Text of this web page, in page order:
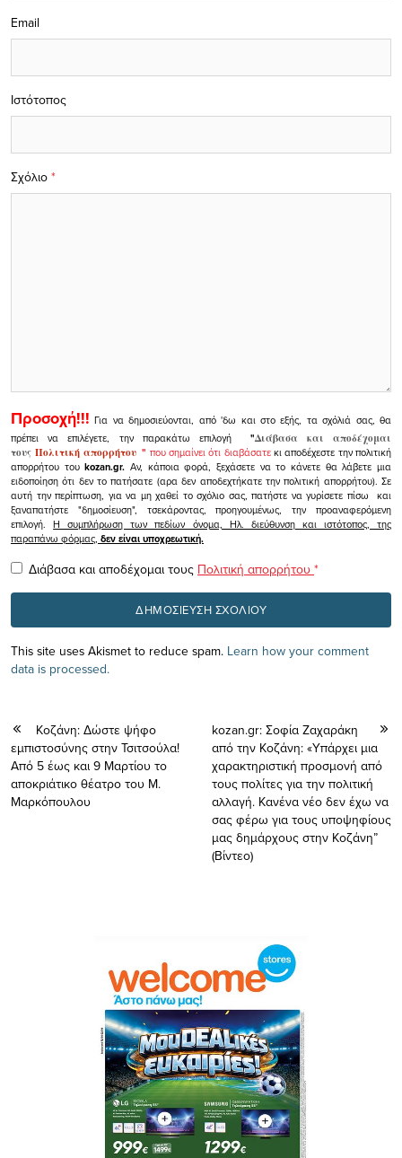
Σχόλιο *
Email
Ιστότοπος
Προσοχή!!! Για να δημοσιεύονται, από 'δω και στο εξής, τα σχόλιά σας, θα
πρέπει να επιλέγετε, την παρακάτω επιλογή
"Διάβασα και αποδέχομαι
τουςΠολιτική απορρήτου" που σημαίνει ότι διαβάσατεκι αποδέχεστε την πολιτική
απορρήτου τουkozan.gr. Αν, κάποια φορά, ξεχάσετε να το κάνετε θα λάβετε μια
ειδοποίηση ότι δεν το πατήσατε (αρα δεν αποδεχτήκατε την πολιτική απορρήτου). Σε
αυτή την περίπτωση, για να μη χαθεί το σχόλιο σας, πατήστε να γυρίσετε πίσω και
ξαναπατήστε "δημοσίευση", τσεκάροντας, προηγουμένως, την προαναφερόμενη
επιλογή.Η συμπλήρωση των πεδίων όνομα, Ηλ. διεύθυνση και ιστότοπος, της
παραπάνω φόρμας, δεν είναι υποχρεωτική.
Διάβασα και αποδέχομαι τους Πολιτική απορρήτου *
This site uses Akismet to reduce spam. Learn how your comment
data is processed.
Κοζάνη: Δώστε ψήφο
εμπιστοσύνης στην Τσιτσούλα!
Από 5 έως και 9 Μαρτίου το
αποκριάτικο θέατρο του Μ.
Μαρκόπουλου
kozan.gr: Σοφία Ζαχαράκη
από την Κοζάνη: «Υπάρχει μια
χαρακτηριστική προσμονή από
τους πολίτες για την πολιτική
αλλαγή. Κανένα νέο δεν έχω να
σας φέρω για τους υποψηφίους
μας δημάρχους στην Κοζάνη”
(Bίντεο)